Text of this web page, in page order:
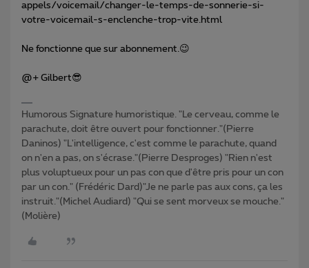
appels/voicemail/changer-le-temps-de-sonnerie-si-
votre-voicemail-s-enclenche-trop-vite.html
Ne fonctionne que sur abonnement.😉
@+ Gilbert😎
Humorous Signature humoristique. "Le cerveau, comme le
parachute, doit être ouvert pour fonctionner."(Pierre
Daninos) "L'intelligence, c'est comme le parachute, quand
on n'en a pas, on s'écrase."(Pierre Desproges) "Rien n'est
plus voluptueux pour un pas con que d'être pris pour un con
par un con." (Frédéric Dard)"Je ne parle pas aux cons, ça les
instruit."(Michel Audiard) "Qui se sent morveux se mouche."
(Molière)